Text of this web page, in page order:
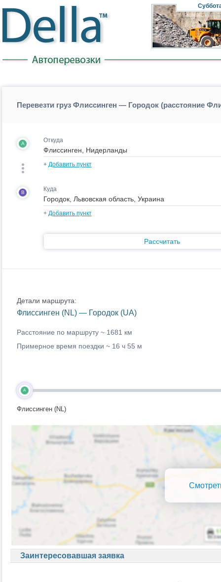
Перевезти груз Флиссинген — Городок (расстояние
A Откуда
+ Добавить пункт
B Куда
+ Добавить пункт
Рассчитать
Детали маршрута:
Флиссинген (NL) — Городок (UA)
Расстояние по маршруту ~ 1681 км
Примерное время поездки ~ 16 ч 55 м
A
Флиссинген (NL)
Заинтересовавшая заявка